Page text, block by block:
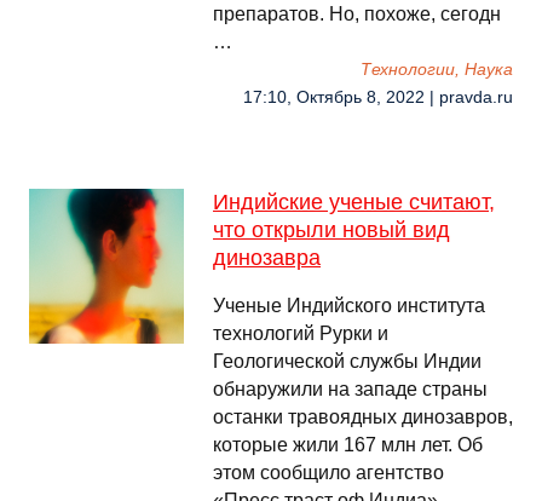
препаратов. Но, похоже, сегодн
…
Технологии, Наука
17:10, Октябрь 8, 2022 | pravda.ru
Индийские ученые считают,
что открыли новый вид
динозавра
Ученые Индийского института
технологий Рурки и
Геологической службы Индии
обнаружили на западе страны
останки травоядных динозавров,
которые жили 167 млн лет. Об
этом сообщило агентство